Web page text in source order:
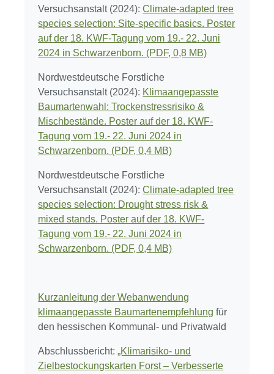
Versuchsanstalt (2024):Climate-adapted tree
species selection: Site-specific basics. Poster
auf der 18. KWF-Tagung vom 19.- 22. Juni
2024 in Schwarzenborn. (PDF, 0,8 MB)
Nordwestdeutsche Forstliche
Versuchsanstalt (2024): Klimaangepasste
Baumartenwahl: Trockenstressrisiko &
Mischbestände. Poster auf der 18. KWF-
Tagung vom 19.- 22. Juni 2024 in
Schwarzenborn. (PDF, 0,4 MB)
Nordwestdeutsche Forstliche
Versuchsanstalt (2024):Climate-adapted tree
species selection: Drought stress risk &
mixed stands. Poster auf der 18. KWF-
Tagung vom 19.- 22. Juni 2024 in
Schwarzenborn. (PDF, 0,4 MB)
Kurzanleitung der Webanwendung
klimaangepasste Baumartenempfehlung für
den hessischen Kommunal- und Privatwald
Abschlussbericht:„Klimarisiko- und
Zielbestockungskarten Forst – Verbesserte